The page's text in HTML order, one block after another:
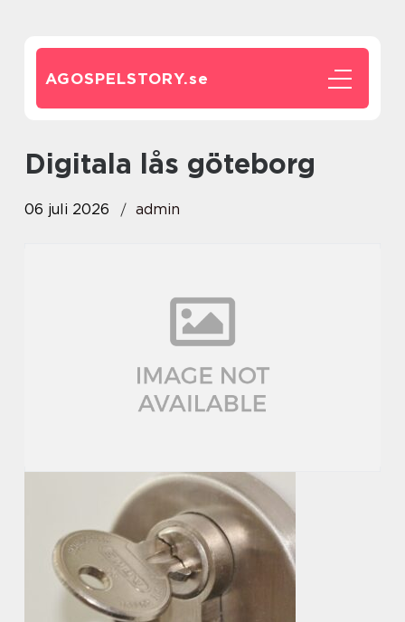
AGOSPELSTORY.se
digitala lås göteborg
06 juli 2026 admin